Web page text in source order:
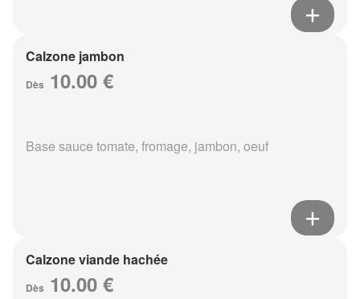
Calzone jambon
Dès 10.00 €
Base sauce tomate, fromage, jambon, oeuf
Calzone viande hachée
Dès 10.00 €